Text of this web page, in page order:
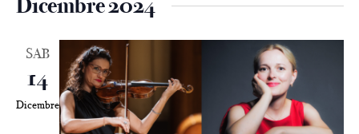
e
viste
data.
Dicembre 2024
SAB
14
Dicembre